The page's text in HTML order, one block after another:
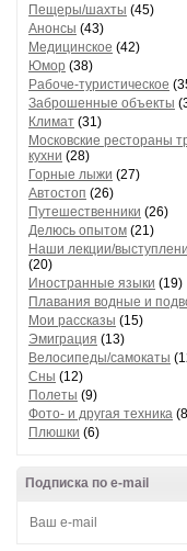
Пещеры/шахты (45)
Анонсы (43)
Медицинское (42)
Юмор (38)
Рабоче-туристическое
Заброшенные объекты
Климат (31)
Московские рестораны
кухни (28)
Горные лыжи (27)
Автостоп (26)
Путешественники (26)
Делюсь опытом (21)
Наши лекции/
(20)
Иностранные языки (19)
Плавания водные и
Мои рассказы (15)
Эмиграция (13)
Велосипеды/самокаты
Сны (12)
Полеты (9)
Фото- и другая техника
Плюшки (6)
Подписка по e-mail